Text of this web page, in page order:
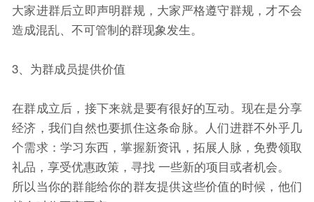
大家进群后立即声明群规，大家严格遵守群规，才不会
造成混乱、不可管制的群现象发生。
3、为群成员提供价值
在群成立后，接下来就是要有很好的互动。现在是分享
经济，我们自然也要抓住这条命脉。人们进群不外乎几
个需求：学习东西，掌握新资讯，拓展人脉，免费领取
礼品，享受优惠政策，寻找 一些新的项目或者机会。
所以当你的群能给你的群友提供这些价值的时候，他们